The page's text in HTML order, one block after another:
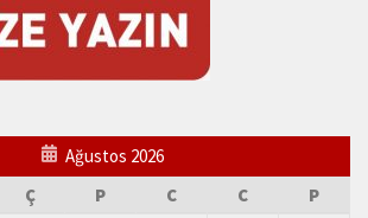
Ağustos 2026
Ç P C C
P